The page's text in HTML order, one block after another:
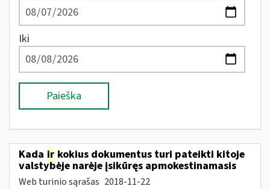
Iki
Paieška
Kada ir kokius dokumentus turi pateikti kitoje
valstybėje narėje įsikūręs apmokestinamasis
Web turinio sąrašas 2018-11-22